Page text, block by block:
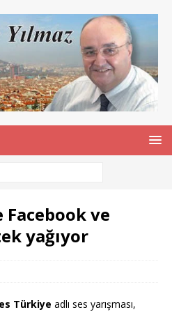
Facebook ve
yağıyor
Türkiye adlı ses yarışması,